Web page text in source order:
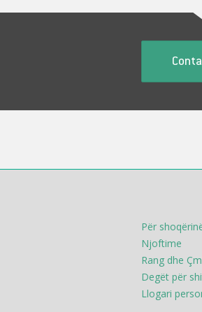
Për
Njoftime
Rang dhe
Degët për
Llogari